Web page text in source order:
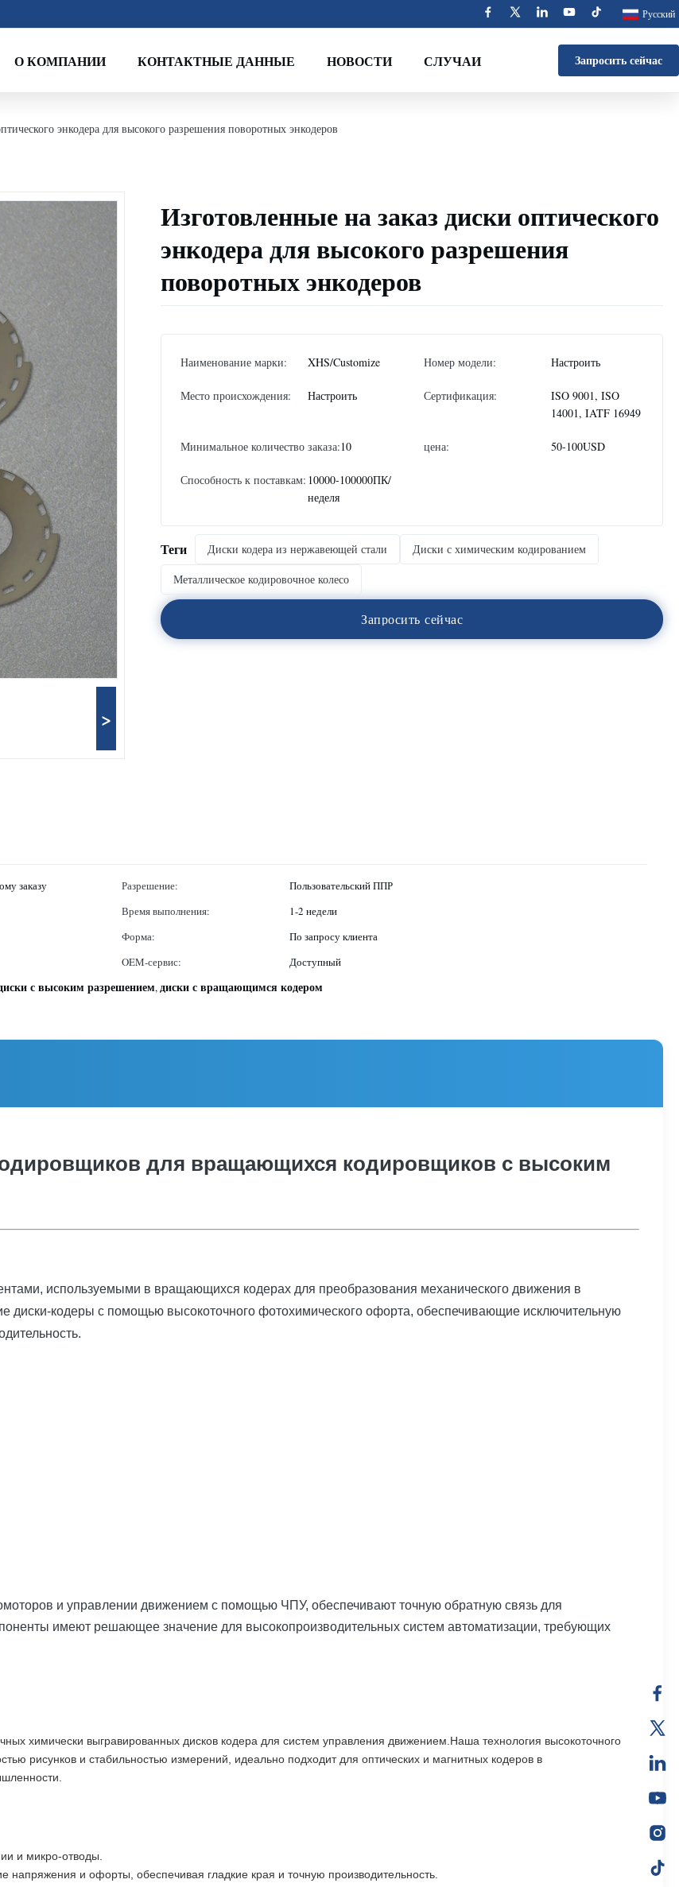
Русский
О КОМПАНИИ КОНТАКТНЫЕ ДАННЫЕ НОВОСТИ СЛУЧАИ Запросить сейчас
энкодера для высокого разрешения поворотных энкодеров
>
Изготовленные на заказ диски оптического
энкодера для высокого разрешения
поворотных энкодеров
Наименование марки: XHS/Customize Номер модели: Настроить
Место происхождения: Настроить Сертификация:
ISO 9001, ISO
14001, IATF 16949
Минимальное количество заказа:10 цена: 50-100USD
Способность к поставкам: 10000-100000ПК/
неделя
Теги Диски кодера из нержавеющей стали
Диски с химическим кодированием
Металлическое кодировочное колесо
Запросить сейчас
заказу Разрешение:
Пользовательский ППР
Время выполнения:
1-2 недели
Форма:
По запросу клиента
OEM-сервис:
Доступный
с высоким разрешением,диски с вращающимся кодером
для вращающихся кодировщиков с высоким
используемыми в вращающихся кодерах для преобразования механического движения в
диски-кодеры с помощью высокоточного фотохимического офорта, обеспечивающие исключительную
и управлении движением с помощью ЧПУ, обеспечивают точную обратную связь для
имеют решающее значение для высокопроизводительных систем автоматизации, требующих
химически выгравированных дисков кодера для систем управления движением.Наша технология высокоточного
рисунков и стабильностью измерений, идеально подходит для оптических и магнитных кодеров в
и микро-отводы.
и офорты, обеспечивая гладкие края и точную производительность.